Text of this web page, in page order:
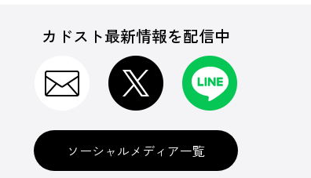
カドスト最新情報を配信中
ソーシャルメディア一覧